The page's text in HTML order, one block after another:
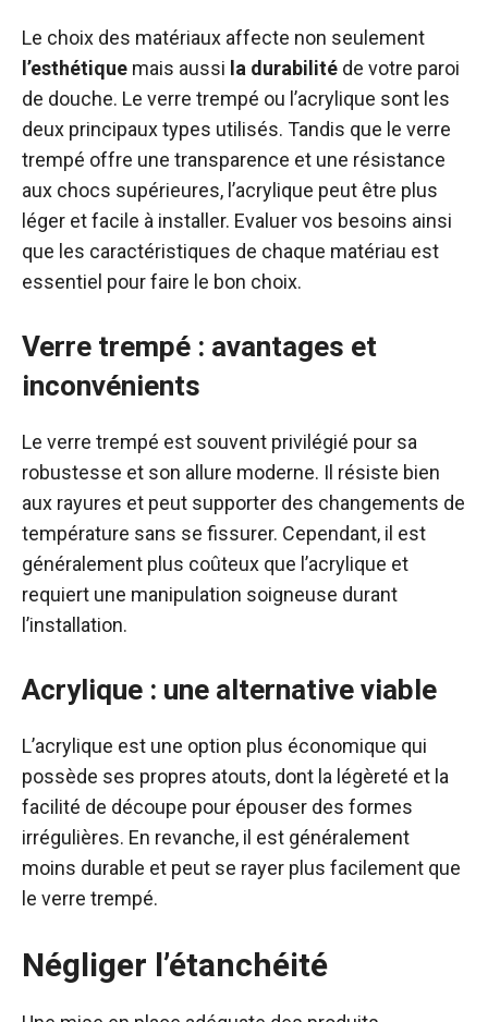
Le choix des matériaux affecte non seulement
l’esthétique mais aussi la durabilité de votre paroi
de douche. Le verre trempé ou l’acrylique sont les
deux principaux types utilisés. Tandis que le verre
trempé offre une transparence et une résistance
aux chocs supérieures, l’acrylique peut être plus
léger et facile à installer. Evaluer vos besoins ainsi
que les caractéristiques de chaque matériau est
essentiel pour faire le bon choix.
Verre trempé : avantages et
inconvénients
Le verre trempé est souvent privilégié pour sa
robustesse et son allure moderne. Il résiste bien
aux rayures et peut supporter des changements de
température sans se fissurer. Cependant, il est
généralement plus coûteux que l’acrylique et
requiert une manipulation soigneuse durant
l’installation.
Acrylique : une alternative viable
L’acrylique est une option plus économique qui
possède ses propres atouts, dont la légèreté et la
facilité de découpe pour épouser des formes
irrégulières. En revanche, il est généralement
moins durable et peut se rayer plus facilement que
le verre trempé.
Négliger l’étanchéité